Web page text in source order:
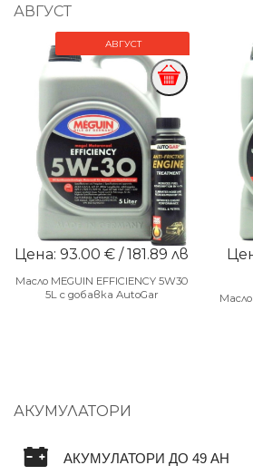
АВГУСТ
АВГУСТ
Цена: 93.00 € / 181.89 лв
Масло MEGUIN EFFICIENCY 5W30
5L с добавка AutoGar
Масло
АКУМУЛАТОРИ
АКУМУЛАТОРИ ДО 49 AH